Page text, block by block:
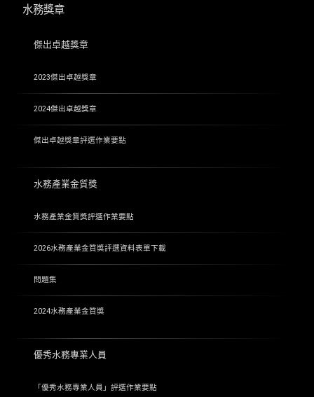
水務獎章
傑出卓越獎章
2023傑出卓越獎章
2024傑出卓越獎章
傑出卓越獎章評選作業要點
水務產業金質獎
水務產業金質獎評選作業要點
2026水務產業金質獎評選資料表單下載
問題集
2024水務產業金質獎
優秀水務專業人員
「優秀水務專業人員」評選作業要點